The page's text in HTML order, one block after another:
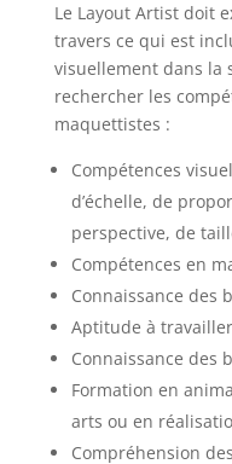
Le Layout Artist doit
travers ce qui est
visuellement dans la
rechercher les
maquettistes :
Compétences
d’échelle, de
perspective, de
Compétences en
Connaissance des
Aptitude à
Connaissance des
Formation en
arts ou en
Compréhension